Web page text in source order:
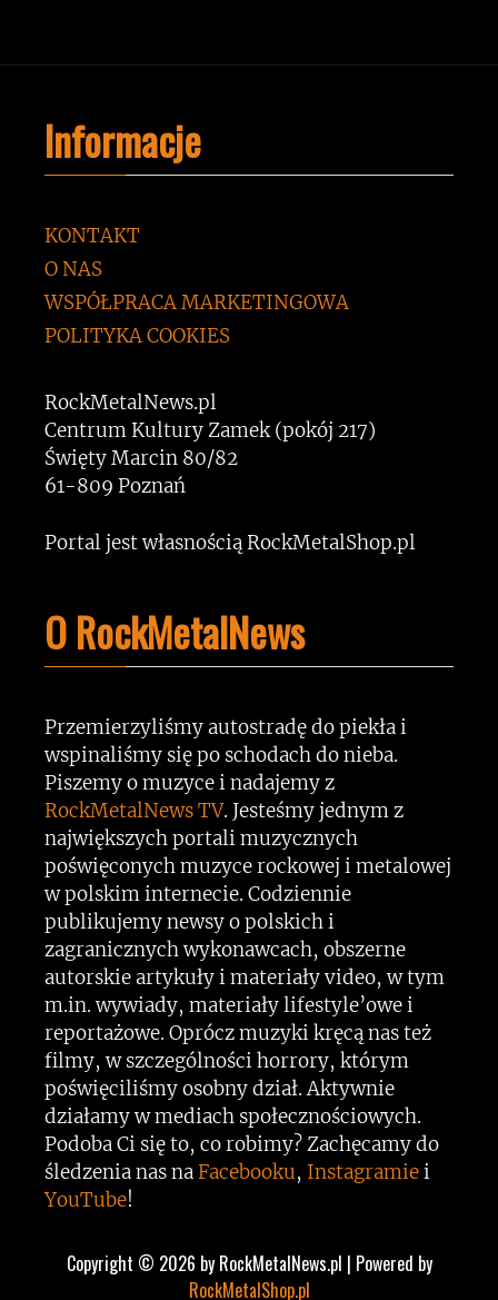
Informacje
KONTAKT
O NAS
WSPÓŁPRACA MARKETINGOWA
POLITYKA COOKIES
RockMetalNews.pl
Centrum Kultury Zamek (pokój 217)
Święty Marcin 80/82
61-809 Poznań
Portal jest własnością RockMetalShop.pl
O RockMetalNews
Przemierzyliśmy autostradę do piekła i
wspinaliśmy się po schodach do nieba.
Piszemy o muzyce i nadajemy z
RockMetalNews TV. Jesteśmy jednym z
największych portali muzycznych
poświęconych muzyce rockowej i metalowej
w polskim internecie. Codziennie
publikujemy newsy o polskich i
zagranicznych wykonawcach, obszerne
autorskie artykuły i materiały video, w tym
m.in. wywiady, materiały lifestyle’owe i
reportażowe. Oprócz muzyki kręcą nas też
filmy, w szczególności horrory, którym
poświęciliśmy osobny dział. Aktywnie
działamy w mediach społecznościowych.
Podoba Ci się to, co robimy? Zachęcamy do
śledzenia nas naFacebooku, Instagramiei
YouTube!
Copyright © 2026 by RockMetalNews.pl | Powered by
RockMetalShop.pl